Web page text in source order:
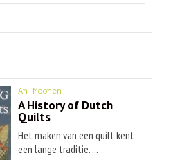
An Moonen
A History of Dutch
Quilts
Het maken van een quilt kent
een lange traditie. ...